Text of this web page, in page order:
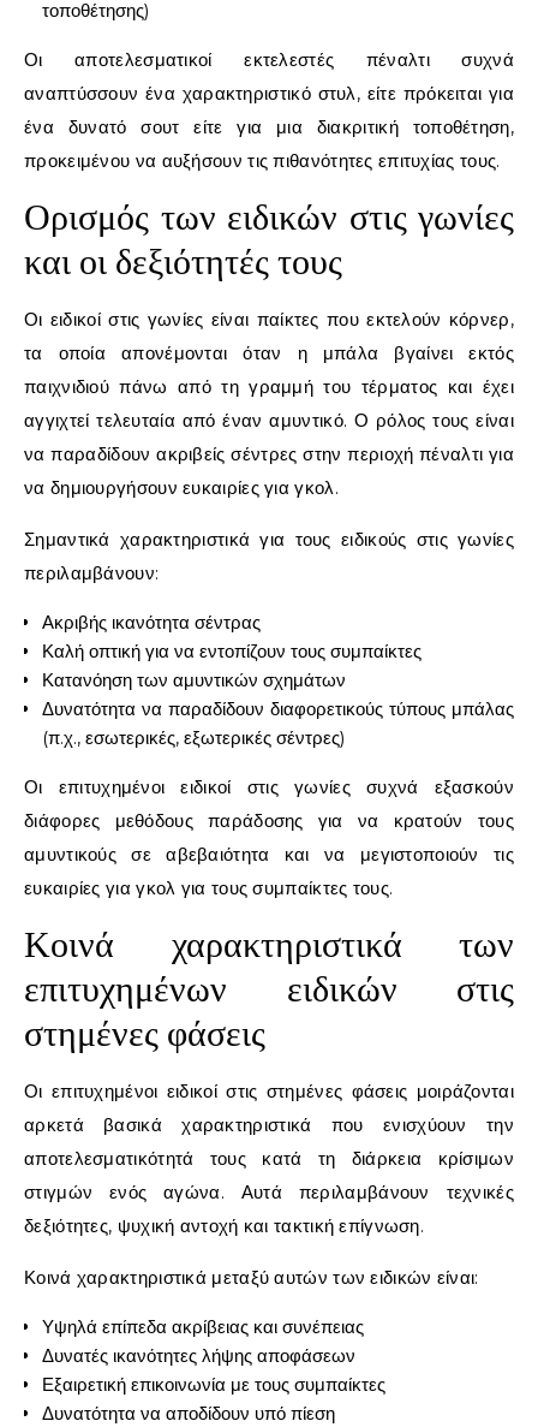
τοποθέτησης)
Οι αποτελεσματικοί εκτελεστές πέναλτι συχνά
αναπτύσσουν ένα χαρακτηριστικό στυλ, είτε πρόκειται για
ένα δυνατό σουτ είτε για μια διακριτική τοποθέτηση,
προκειμένου να αυξήσουν τις πιθανότητες επιτυχίας τους.
Ορισμός των ειδικών στις γωνίες
και οι δεξιότητές τους
Οι ειδικοί στις γωνίες είναι παίκτες που εκτελούν κόρνερ,
τα οποία απονέμονται όταν η μπάλα βγαίνει εκτός
παιχνιδιού πάνω από τη γραμμή του τέρματος και έχει
αγγιχτεί τελευταία από έναν αμυντικό. Ο ρόλος τους είναι
να παραδίδουν ακριβείς σέντρες στην περιοχή πέναλτι για
να δημιουργήσουν ευκαιρίες για γκολ.
Σημαντικά χαρακτηριστικά για τους ειδικούς στις γωνίες
περιλαμβάνουν:
Ακριβής ικανότητα σέντρας
Καλή οπτική για να εντοπίζουν τους συμπαίκτες
Κατανόηση των αμυντικών σχημάτων
Δυνατότητα να παραδίδουν διαφορετικούς τύπους μπάλας
(π.χ., εσωτερικές, εξωτερικές σέντρες)
Οι επιτυχημένοι ειδικοί στις γωνίες συχνά εξασκούν
διάφορες μεθόδους παράδοσης για να κρατούν τους
αμυντικούς σε αβεβαιότητα και να μεγιστοποιούν τις
ευκαιρίες για γκολ για τους συμπαίκτες τους.
Κοινά χαρακτηριστικά των
επιτυχημένων ειδικών στις
στημένες φάσεις
Οι επιτυχημένοι ειδικοί στις στημένες φάσεις μοιράζονται
αρκετά βασικά χαρακτηριστικά που ενισχύουν την
αποτελεσματικότητά τους κατά τη διάρκεια κρίσιμων
στιγμών ενός αγώνα. Αυτά περιλαμβάνουν τεχνικές
δεξιότητες, ψυχική αντοχή και τακτική επίγνωση.
Κοινά χαρακτηριστικά μεταξύ αυτών των ειδικών είναι:
Υψηλά επίπεδα ακρίβειας και συνέπειας
Δυνατές ικανότητες λήψης αποφάσεων
Εξαιρετική επικοινωνία με τους συμπαίκτες
Δυνατότητα να αποδίδουν υπό πίεση